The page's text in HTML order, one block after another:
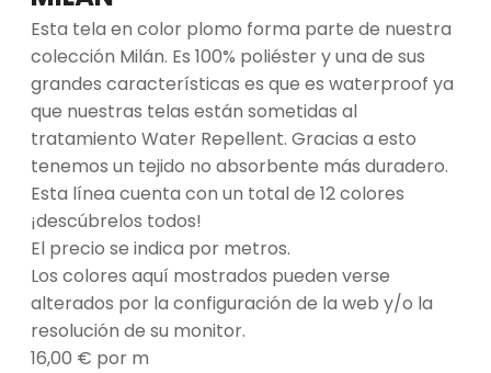
Esta tela en color plomo forma parte de nuestra
colección Milán. Es 100% poliéster y una de sus
grandes características es que es waterproof ya
que nuestras telas están sometidas al
tratamiento Water Repellent. Gracias a esto
tenemos un tejido no absorbente más duradero.
Esta línea cuenta con un total de 12 colores
¡descúbrelos todos!
El precio se indica por metros.
Los colores aquí mostrados pueden verse
alterados por la configuración de la web y/o la
resolución de su monitor.
16,00 € por m